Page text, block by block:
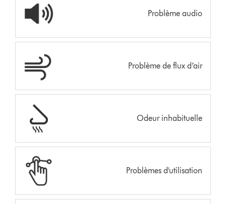
Problème audio
Problème de flux d’air
Odeur inhabituelle
Problèmes d'utilisation